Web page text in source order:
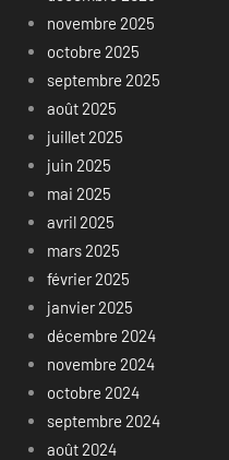
novembre 2025
octobre 2025
septembre 2025
août 2025
juillet 2025
juin 2025
mai 2025
avril 2025
mars 2025
février 2025
janvier 2025
décembre 2024
novembre 2024
octobre 2024
septembre 2024
août 2024